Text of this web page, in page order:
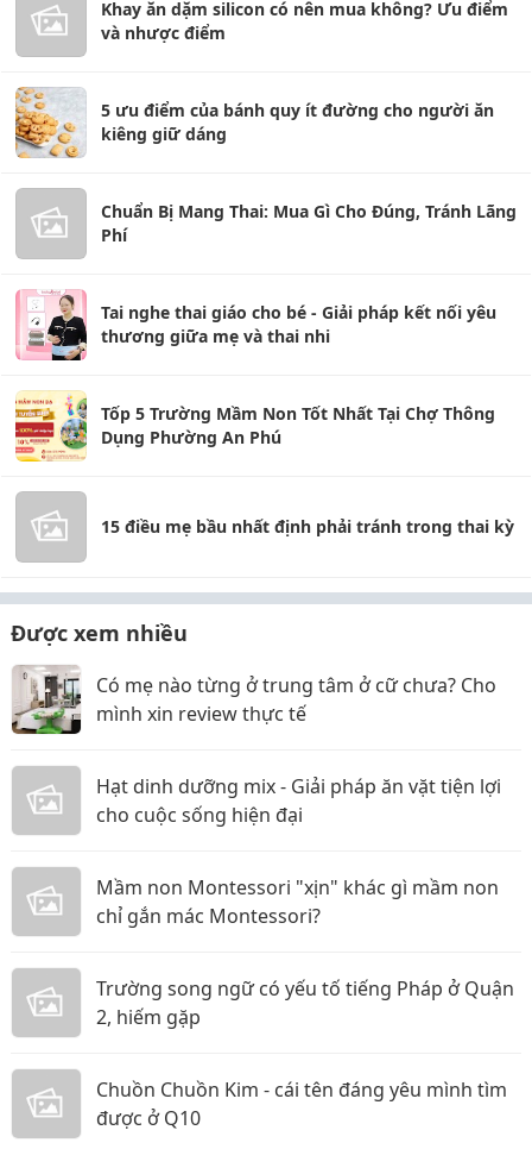
Khay ăn dặm silicon có nên mua không? Ưu điểm
và nhược điểm
5 ưu điểm của bánh quy ít đường cho người ăn
kiêng giữ dáng
Chuẩn Bị Mang Thai: Mua Gì Cho Đúng, Tránh Lãng
Phí
Tai nghe thai giáo cho bé - Giải pháp kết nối yêu
thương giữa mẹ và thai nhi
Tốp 5 Trường Mầm Non Tốt Nhất Tại Chợ Thông
Dụng Phường An Phú
15 điều mẹ bầu nhất định phải tránh trong thai kỳ
Được xem nhiều
Có mẹ nào từng ở trung tâm ở cữ chưa? Cho
mình xin review thực tế
Hạt dinh dưỡng mix - Giải pháp ăn vặt tiện lợi
cho cuộc sống hiện đại
Mầm non Montessori "xịn" khác gì mầm non
chỉ gắn mác Montessori?
Trường song ngữ có yếu tố tiếng Pháp ở Quận
2, hiếm gặp
Chuồn Chuồn Kim - cái tên đáng yêu mình tìm
được ở Q10